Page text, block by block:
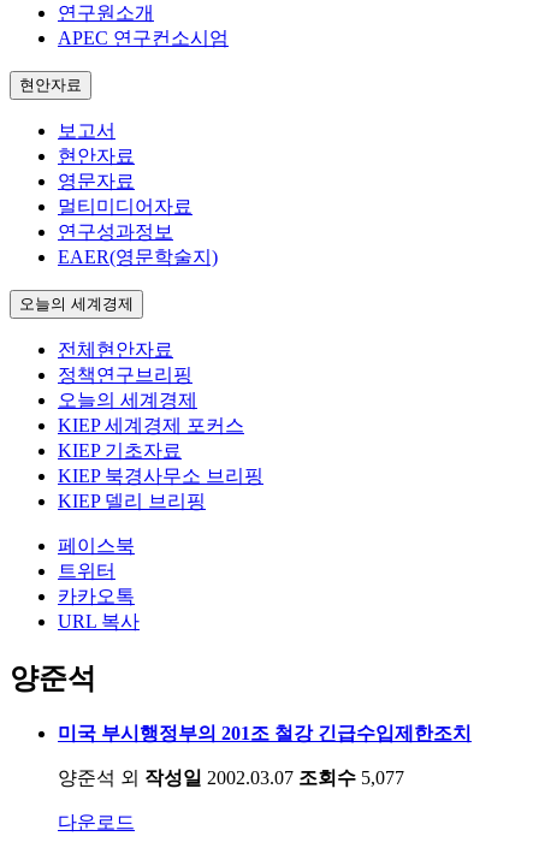
연구원소개
APEC 연구컨소시엄
현안자료
보고서
현안자료
영문자료
멀티미디어자료
연구성과정보
EAER(영문학술지)
오늘의 세계경제
전체현안자료
정책연구브리핑
오늘의 세계경제
KIEP 세계경제 포커스
KIEP 기초자료
KIEP 북경사무소 브리핑
KIEP 델리 브리핑
페이스북
트위터
카카오톡
URL 복사
양준석
미국 부시행정부의 201조 철강 긴급수입제한조치
양준석 외 작성일 2002.03.07 조회수 5,077
다운로드